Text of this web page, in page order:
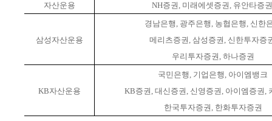
자산운용
NH증권, 미래에셋증권, 유안타증
삼성자산운용
경남은행, 광주은행, 농협은행, 신한
메리츠증권, 삼성증권, 신한투자증
우리투자증권, 하나증권
KB자산운용
국민은행, 기업은행, 아이엠뱅크
KB증권, 대신증권, 신영증권, 아이엠증권,
한국투자증권, 한화투자증권